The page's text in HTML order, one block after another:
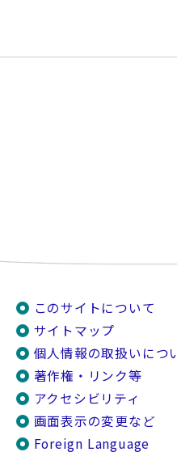
このサイトについて
サイトマップ
個人情報の取扱いにつ
著作権・リンク等
アクセシビリティ
画面表示の変更など
Foreign Language